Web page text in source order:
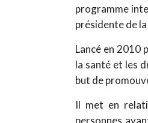
programme
présidente de
Lancé en 2010
la santé et les
but de
Il met en
personnes